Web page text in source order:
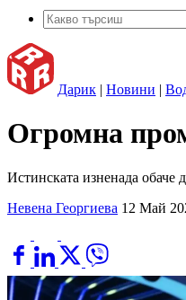
Дарик | Новини |
Огромна
Истинската изненада обаче
Невена Георгиева 12 Май